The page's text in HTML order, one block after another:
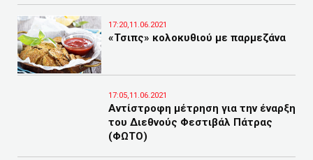
17:20,11.06.2021
«Τσιπς» κολοκυθιού με παρμεζάνα
17:05,11.06.2021
Αντίστροφη μέτρηση για την έναρξη
του Διεθνούς Φεστιβάλ Πάτρας
(ΦΩΤΟ)